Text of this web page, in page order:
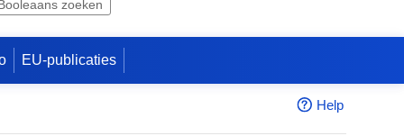
zoeken
EU-publicaties
Help